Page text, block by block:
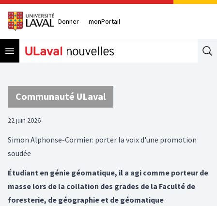
Donner monPortail
Open menu
Communauté ULaval
22 juin 2026
Simon Alphonse-Cormier: porter la voix d'une promotion
soudée
Étudiant en génie géomatique, il a agi comme porteur de
masse lors de la collation des grades de la Faculté de
foresterie, de géographie et de géomatique